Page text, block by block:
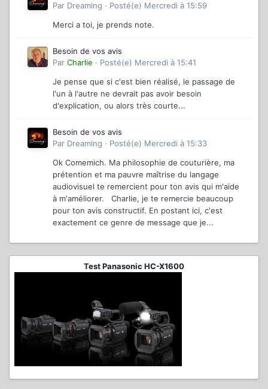
Par Dreaming · Posté(e) Mercredi à 15:59
Merci a toi, je prends note.
Besoin de vos avis
Par Charlie · Posté(e) Mercredi à 15:41
Je pense que si c'est bien réalisé, le passage de
l'un à l'autre ne devrait pas avoir besoin
d'explication, ou alors très courte...
Besoin de vos avis
Par Dreaming · Posté(e) Mercredi à 15:33
Ok Comemich. Ma philosophie de couturière, ma
prétention et ma pauvre maîtrise du langage
audiovisuel te remercient pour ton avis qui m'aide
à m'améliorer. Charlie, je te remercie beaucoup
pour ton avis constructif. En postant ici, c'est
exactement ce genre de message que je...
Test Panasonic HC-X1600